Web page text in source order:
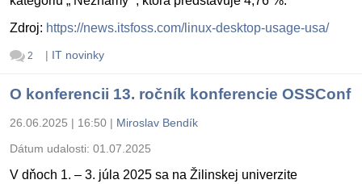
Zdroj: https://news.itsfoss.com/linux-desktop-usage-usa/
2 | IT novinky
O konferencii 13. ročník konferencie OSSConf
26.06.2025 | 16:50 | Miroslav Bendík
Dátum udalosti: 01.07.2025
V dňoch 1. – 3. júla 2025 sa na Žilinskej univerzite